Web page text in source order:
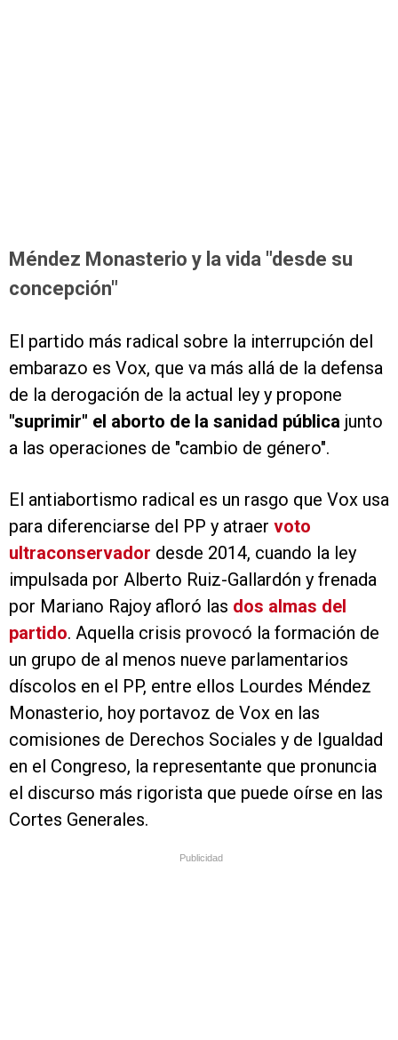
Méndez Monasterio y la vida "desde su
concepción"
El partido más radical sobre la interrupción del
embarazo es Vox, que va más allá de la defensa
de la derogación de la actual ley y propone
"suprimir" el aborto de la sanidad pública junto
a las operaciones de "cambio de género".
El antiabortismo radical es un rasgo que Vox usa
para diferenciarse del PP y atraer voto
ultraconservador desde 2014, cuando la ley
impulsada por Alberto Ruiz-Gallardón y frenada
por Mariano Rajoy afloró las dos almas del
partido. Aquella crisis provocó la formación de
un grupo de al menos nueve parlamentarios
díscolos en el PP, entre ellos Lourdes Méndez
Monasterio, hoy portavoz de Vox en las
comisiones de Derechos Sociales y de Igualdad
en el Congreso, la representante que pronuncia
el discurso más rigorista que puede oírse en las
Cortes Generales.
Publicidad